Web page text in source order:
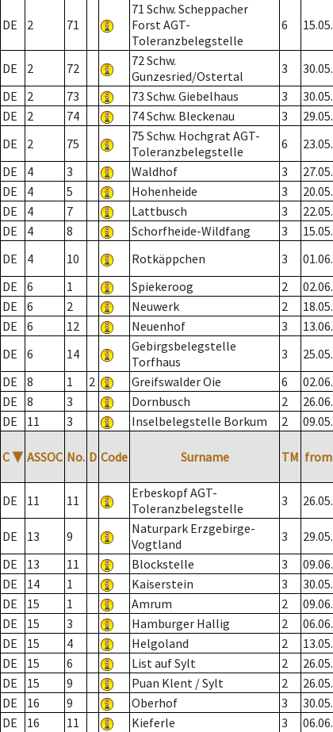
DE 2 71
71 Schw. Scheppacher
Forst AGT-
Toleranzbelegstelle
6 15.05.
DE 2 72
72 Schw.
Gunzesried/Ostertal
3 30.05.
DE
2 73 73 Schw. Giebelhaus 3 30.05.
DE
2 74 74 Schw. Bleckenau 3 29.05.
DE
2 75
75 Schw. Hochgrat AGT-
Toleranzbelegstelle
6 23.05.
DE
4 3 Waldhof 3 27.05.
DE
4 5 Hohenheide 3 20.05.
DE
4 7 Lattbusch 3 22.05.
DE
4 8 Schorfheide-Wildfang 3 15.05.
DE
4 10 Rotkäppchen 3 01.06.
DE
6 1 Spiekeroog 2 02.06.
DE
6 2 Neuwerk 2 18.05.
DE
6 12 Neuenhof 3 13.06.
DE
6 14
Gebirgsbelegstelle
Torfhaus
3 25.05.
DE
8 1 2 Greifswalder Oie 6 02.06.
DE
8 3 Dornbusch 2 26.06.
DE
11 3 Inselbelegstelle Borkum 2 09.05.
C ▼ ASSOC No. D Code Surname TM from
DE 11 11
Erbeskopf AGT-
Toleranzbelegstelle
3 26.05.
DE 13 9
Naturpark Erzgebirge-
Vogtland
3 29.05.
DE
13 11 Blockstelle 3 09.06.
DE
14 1 Kaiserstein 3 30.05.
DE
15 1 Amrum 2 09.06.
DE
15 3 Hamburger Hallig 2 06.06.
DE
15 4 Helgoland 2 13.05.
DE
15 6 List auf Sylt 2 26.05.
DE
15 9 Puan Klent / Sylt 2 26.05.
DE
16 9 Oberhof 3 30.05.
DE
16 11 Kieferle 3 06.06.